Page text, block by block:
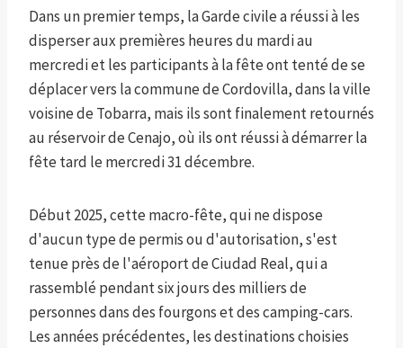
Dans un premier temps, la Garde civile a réussi à les
disperser aux premières heures du mardi au
mercredi et les participants à la fête ont tenté de se
déplacer vers la commune de Cordovilla, dans la ville
voisine de Tobarra, mais ils sont finalement retournés
au réservoir de Cenajo, où ils ont réussi à démarrer la
fête tard le mercredi 31 décembre.
Début 2025, cette macro-fête, qui ne dispose
d'aucun type de permis ou d'autorisation, s'est
tenue près de l'aéroport de Ciudad Real, qui a
rassemblé pendant six jours des milliers de
personnes dans des fourgons et des camping-cars.
Les années précédentes, les destinations choisies